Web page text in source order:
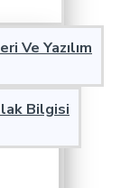
Ve Yazılım
Bilgisi